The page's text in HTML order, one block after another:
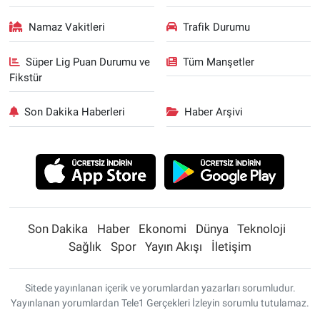
Namaz Vakitleri Trafik Durumu
Süper Lig Puan Durumu ve
Fikstür
Tüm Manşetler
Son Dakika Haberleri Haber Arşivi
Son Dakika Haber Ekonomi Dünya
Teknoloji
Sağlık
Spor Yayın Akışı İletişim
Sitede yayınlanan içerik ve yorumlardan yazarları sorumludur.
Yayınlanan yorumlardan Tele1 Gerçekleri İzleyin sorumlu tutulamaz.